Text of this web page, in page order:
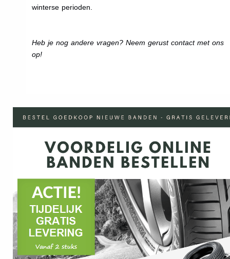
winterse perioden.
Heb je nog andere vragen? Neem gerust contact met ons
op!